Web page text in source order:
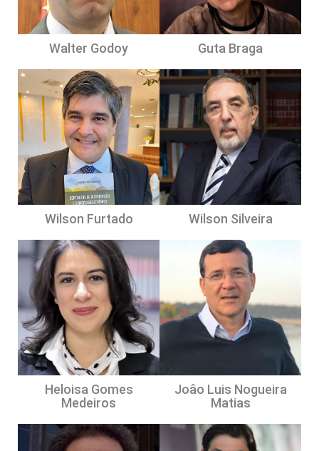
Walter Godoy Guta Braga
Wilson Furtado Wilson Silveira
Heloisa Gomes
Medeiros
Joâo Luis Nogueira
Matias